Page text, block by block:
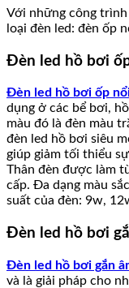
Với những công
loại đèn led: đèn ốp
Đèn led hồ bơi
Đèn led hồ bơi ốp
dụng ở các bể bơi,
màu đó là đèn màu
đèn led hồ bơi siêu
giúp giảm tối thiểu
Thân đèn được làm
cấp. Đa dạng màu
suất của đèn: 9w,
Đèn led hồ bơi
Đèn led hồ bơi gắn
và là giải pháp cho